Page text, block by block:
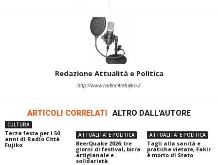
Redazione Attualità e Politica
http://www.radiocittafujiko.it
ARTICOLI CORRELATI ALTRO DALL'AUTORE
CULTURA
Terza festa per i 50
anni di Radio Città
Fujiko
ATTUALITA' E POLITICA
BeerQuake 2026: tre
giorni di festival, birra
artigianale e
solidarietà
ATTUALITA' E POLITICA
Tagli alla sanità e
pratiche vietate, Fakir
è morto di Stato